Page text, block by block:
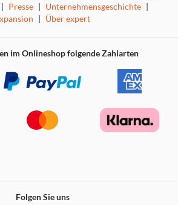
| Presse | Unternehmensgeschichte |
| Über expert
im Onlineshop folgende Zahlarten
Folgen Sie uns